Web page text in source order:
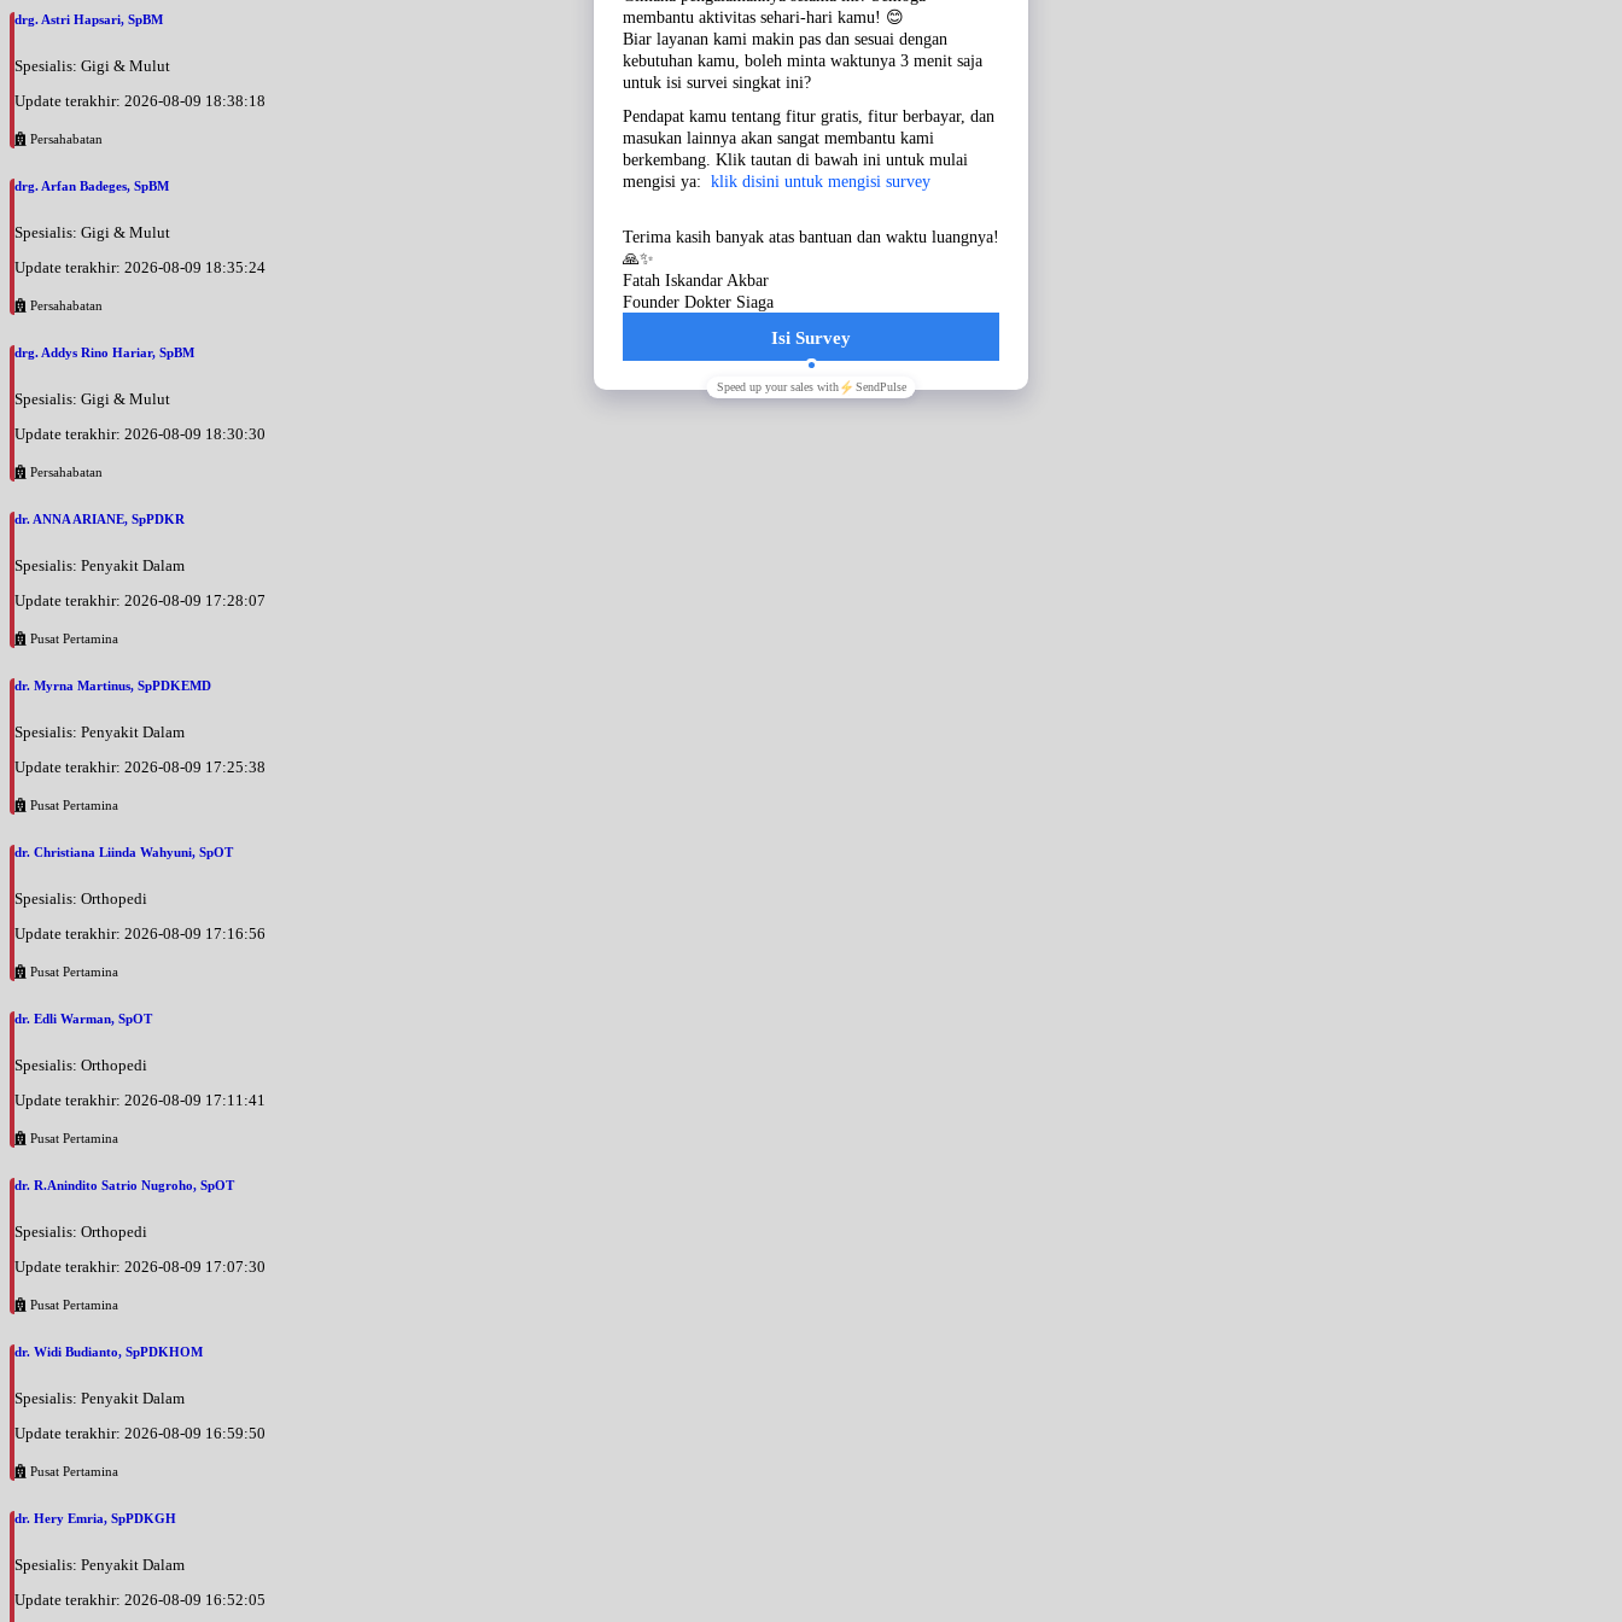
drg. Astri Hapsari, SpBM
Spesialis: Gigi & Mulut
Update terakhir: 2026-08-09 18:38:18
Persahabatan
drg. Arfan Badeges, SpBM
Spesialis: Gigi & Mulut
Update terakhir: 2026-08-09 18:35:24
Persahabatan
drg. Addys Rino Hariar, SpBM
Spesialis: Gigi & Mulut
Update terakhir: 2026-08-09 18:30:30
Persahabatan
dr. ANNA ARIANE, SpPDKR
Spesialis: Penyakit Dalam
Update terakhir: 2026-08-09 17:28:07
Pusat Pertamina
dr. Myrna Martinus, SpPDKEMD
Spesialis: Penyakit Dalam
Update terakhir: 2026-08-09 17:25:38
Pusat Pertamina
dr. Christiana Liinda Wahyuni, SpOT
Spesialis: Orthopedi
Update terakhir: 2026-08-09 17:16:56
Pusat Pertamina
dr. Edli Warman, SpOT
Spesialis: Orthopedi
Update terakhir: 2026-08-09 17:11:41
Pusat Pertamina
dr. R.Anindito Satrio Nugroho, SpOT
Spesialis: Orthopedi
Update terakhir: 2026-08-09 17:07:30
Pusat Pertamina
dr. Widi Budianto, SpPDKHOM
Spesialis: Penyakit Dalam
Update terakhir: 2026-08-09 16:59:50
Pusat Pertamina
dr. Hery Emria, SpPDKGH
Spesialis: Penyakit Dalam
Update terakhir: 2026-08-09 16:52:05